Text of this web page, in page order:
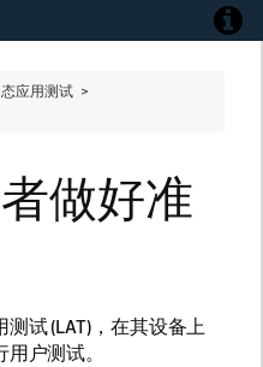
应用测试 >
做好准
试 (LAT)，在其设备上
户测试。